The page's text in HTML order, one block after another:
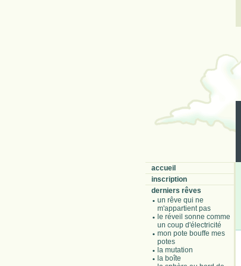
accueil
inscription
derniers rêves
un rêve qui ne
m'appartient pas
le réveil sonne comme
un coup d'électricité
mon pote bouffe mes
potes
la mutation
la boîte